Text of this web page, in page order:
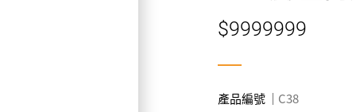
$9999999
產品編號
C38